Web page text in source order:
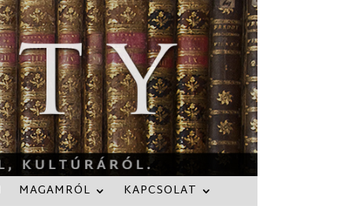
MAGAMRÓL KAPCSOLAT